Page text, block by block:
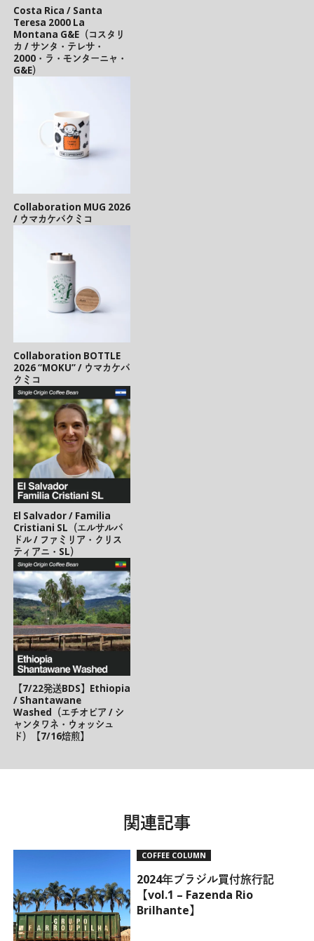
Costa Rica / Santa
Teresa 2000 La
Montana G&E（コスタリ
カ / サンタ・テレサ・
2000・ラ・モンターニャ・
G&E）
Collaboration MUG 2026
/ ウマカケバクミコ
Collaboration BOTTLE
2026 “MOKU” / ウマカケバ
クミコ
El Salvador / Familia
Cristiani SL（エルサルバ
ドル / ファミリア・クリス
ティアニ・SL）
【7/22発送BDS】Ethiopia
/ Shantawane
Washed（エチオピア / シ
ャンタワネ・ウォッシュ
ド）【7/16焙煎】
関連記事
COFFEE COLUMN
2024年ブラジル買付旅行記
【vol.1 – Fazenda Rio
Brilhante】